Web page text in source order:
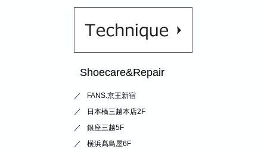
Shoecare&Repair
FANS.京王新宿
日本橋三越本店2F
銀座三越5F
横浜髙島屋6F